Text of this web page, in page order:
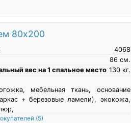
80х200
4068
см.
86
вес на 1 спальное место
кг.
130
мебельная ткань, основание
+ березовые ламели), экокожа,
(5)